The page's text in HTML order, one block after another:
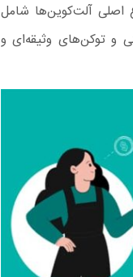
اصلی آلت‌کوین‌ها شامل
و توکن‌های وثیقه‌ای و